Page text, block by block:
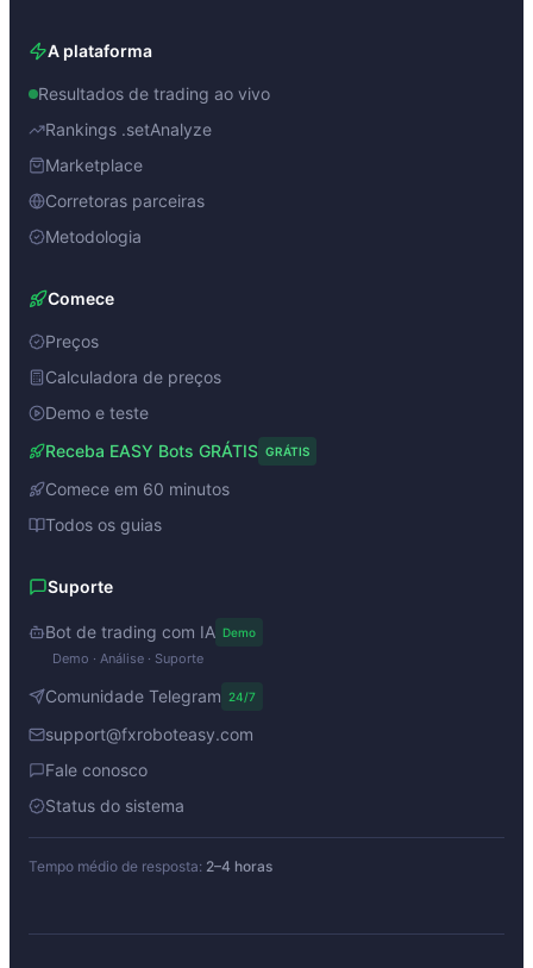
A plataforma
Resultados de trading ao vivo
Rankings .setAnalyze
Marketplace
Corretoras parceiras
Metodologia
Comece
Preços
Calculadora de preços
Demo e teste
Receba EASY Bots GRÁTIS GRÁTIS
Comece em 60 minutos
Todos os guias
Suporte
Bot de trading com IA Demo
Demo · Análise · Suporte
Comunidade Telegram 24/7
support@fxroboteasy.com
Fale conosco
Status do sistema
Tempo médio de resposta: 2–4 horas